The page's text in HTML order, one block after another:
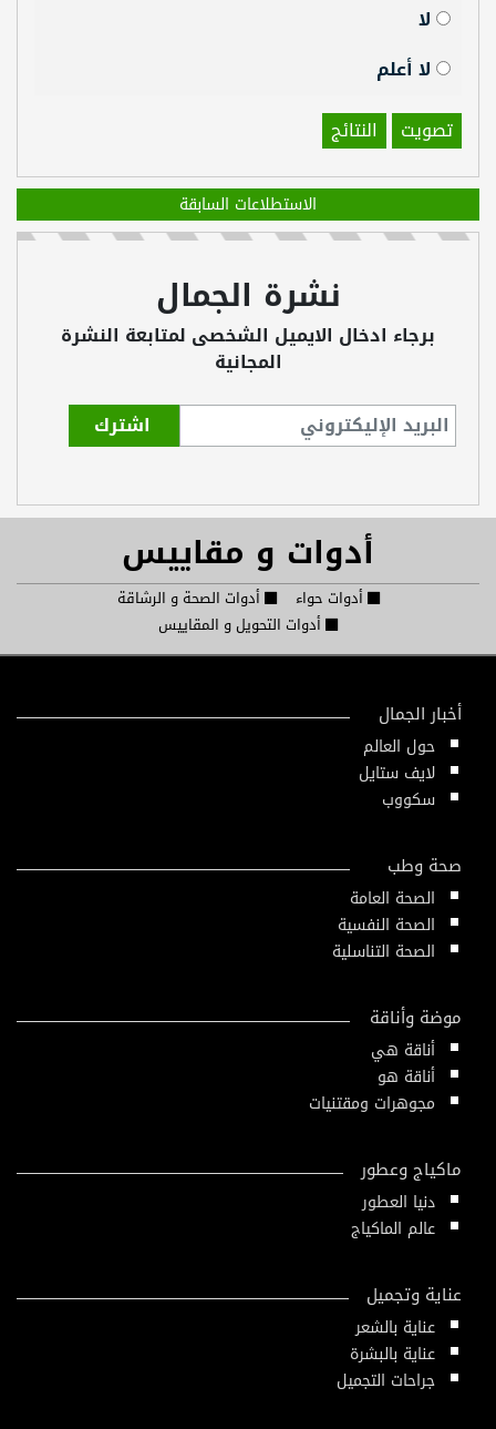
لا
لا أعلم
تصويت
النتائج
الاستطلاعات السابقة
نشرة الجمال
برجاء ادخال الايميل الشخصى لمتابعة النشرة
المجانية
أدوات و مقاييس
أدوات حواء
أدوات الصحة و الرشاقة
أدوات التحويل و المقاييس
أخبار الجمال
حول العالم
لايف ستايل
سكووب
صحة وطب
الصحة العامة
الصحة النفسية
الصحة التناسلية
موضة وأناقة
أناقة هي
أناقة هو
مجوهرات ومقتنيات
ماكياج وعطور
دنيا العطور
عالم الماكياج
عناية وتجميل
عناية بالشعر
عناية بالبشرة
جراحات التجميل